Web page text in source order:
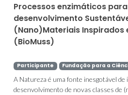
Processos enzimáticos
desenvolvimento
(Nano)Materiais Inspirados
(BioMuss)
Participante Fundação para a
A Natureza é uma fonte inesgotável de
desenvolvimento de novas classes de